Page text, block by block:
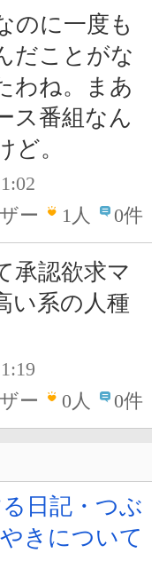
のに一度も
だことがな
わね。まあ
ス番組なん
ど。
ー
1人 0件
承認欲求マ
い系の人種
ー
0人 0件
日記・つぶ
やきについて